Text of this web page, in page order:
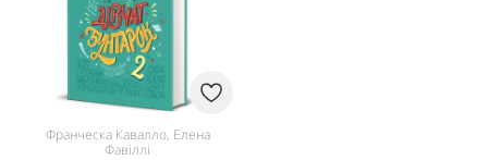
Франческа Кавалло, Елена
Фавіллі